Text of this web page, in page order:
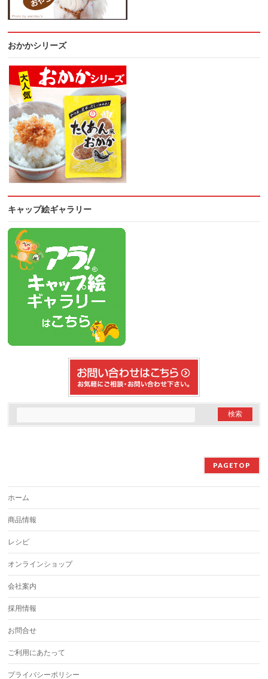
おかかシリーズ
キャップ絵ギャラリー
PAGETOP
ホーム
商品情報
レシピ
オンラインショップ
会社案内
採用情報
お問合せ
ご利用にあたって
プライバシーポリシー